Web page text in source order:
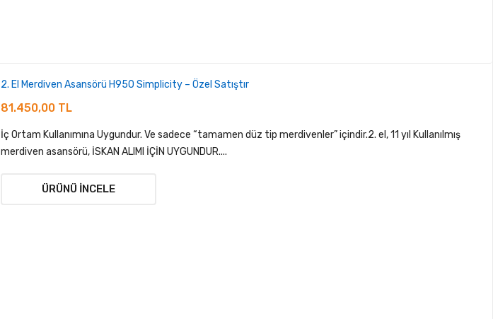
2. El Merdiven Asansörü H950 Simplicity – Özel Satıştır
81.450,00 TL
İç Ortam Kullanımına Uygundur. Ve sadece “tamamen düz tip merdivenler” içindir.2. el, 11 yıl Kullanılmış
merdiven asansörü, İSKAN ALIMI İÇİN UYGUNDUR....
ÜRÜNÜ İNCELE